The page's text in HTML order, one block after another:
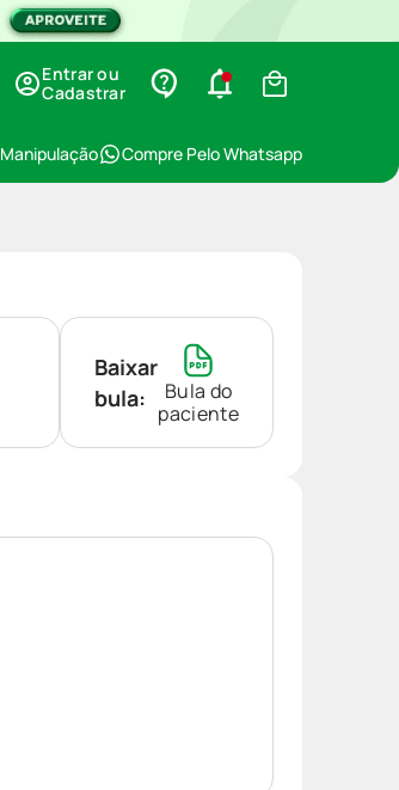
Entrar ou
Cadastrar
Manipulação Compre Pelo Whatsapp
Baixar
bula:
Bula do
paciente